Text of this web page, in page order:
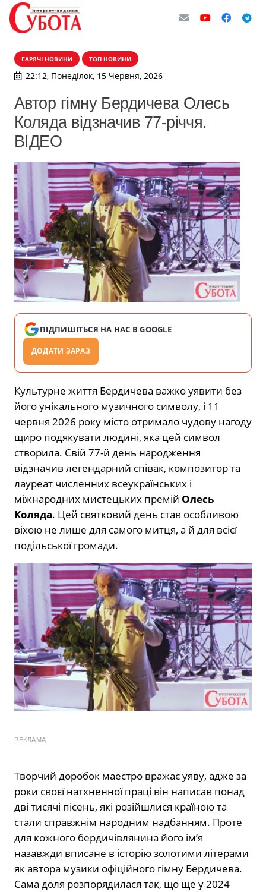
ГАРЯЧІ НОВИНИ ТОП НОВИНИ
22:12, Понеділок, 15 Червня, 2026
Автор гімну Бердичева Олесь
Коляда відзначив 77-річчя.
ВІДЕО
ПІДПИШІТЬСЯ НА НАС В GOOGLE
ДОДАТИ ЗАРАЗ
Культурне життя Бердичева важко уявити без
його унікального музичного символу, і 11
червня 2026 року місто отримало чудову нагоду
щиро подякувати людині, яка цей символ
створила. Свій 77-й день народження
відзначив легендарний співак, композитор та
лауреат численних всеукраїнських і
міжнародних мистецьких премій Олесь
Коляда. Цей святковий день став особливою
віхою не лише для самого митця, а й для всієї
подільської громади.
РЕКЛАМА
Творчий доробок маестро вражає уяву, адже за
роки своєї натхненної праці він написав понад
дві тисячі пісень, які розійшлися країною та
стали справжнім народним надбанням. Проте
для кожного бердичівлянина його ім’я
назавжди вписане в історію золотими літерами
як автора музики офіційного гімну Бердичева.
Сама доля розпорядилася так, що ще у 2024